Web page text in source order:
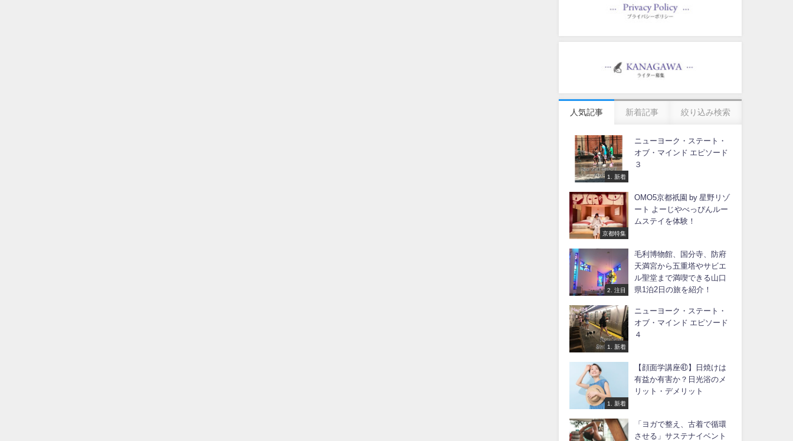
人気記事 新着記事 絞り込み検索
1. 新着
ニューヨーク・ステート・
オブ・マインド エピソード
３
京都特集
OMO5京都祇園 by 星野リゾ
ート よーじやべっぴんルー
ムステイを体験！
2. 注目
毛利博物館、国分寺、防府
天満宮から五重塔やサビエ
ル聖堂まで満喫できる山口
県1泊2日の旅を紹介！
1. 新着
ニューヨーク・ステート・
オブ・マインド エピソード
４
1. 新着
【顔面学講座㊶】日焼けは
有益か有害か？日光浴のメ
リット・デメリット
「ヨガで整え、古着で循環
させる」サステナイベント